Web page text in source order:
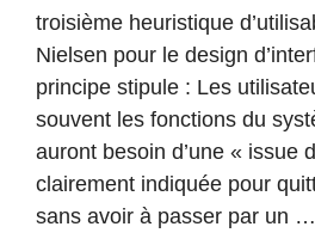
troisième heuristique
Nielsen pour le design
principe stipule : Les
souvent les fonctions du
auront besoin d’une « issue
clairement indiquée pour
sans avoir à passer par un …